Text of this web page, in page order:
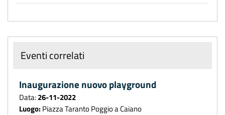
Eventi correlati
Inaugurazione nuovo playground
Data:26-11-2022
Luogo: Piazza Taranto Poggio a Caiano